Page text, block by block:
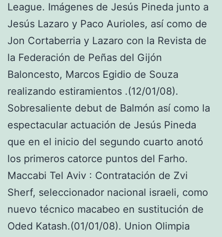
League. Imágenes de Jesús Pineda junto a
Jesús Lazaro y Paco Aurioles, así como de
Jon Cortaberria y Lazaro con la Revista de
la Federación de Peñas del Gijón
Baloncesto, Marcos Egidio de Souza
realizando estiramientos .(12/01/08).
Sobresaliente debut de Balmón así como la
espectacular actuación de Jesús Pineda
que en el inicio del segundo cuarto anotó
los primeros catorce puntos del Farho.
Maccabi Tel Aviv : Contratación de Zvi
Sherf, seleccionador nacional israeli, como
nuevo técnico macabeo en sustitución de
Oded Katash.(01/01/08). Union Olimpia